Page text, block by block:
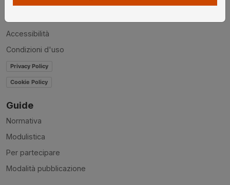
Accessibilità
Condizioni d'uso
Privacy Policy
Cookie Policy
Guide
Normativa
Modulistica
Per partecipare
Modalità pubblicazione